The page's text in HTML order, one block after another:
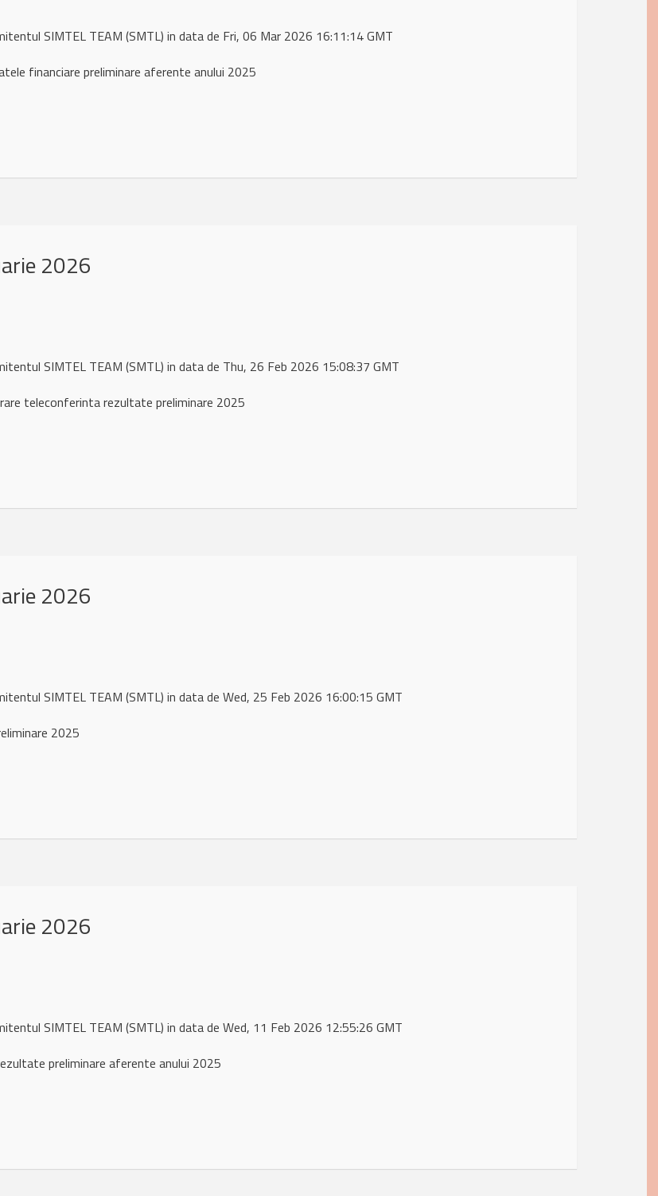
SIMTEL TEAM (SMTL) in data de Fri, 06 Mar 2026 16:11:14 GMT
financiare preliminare aferente anului 2025
2026
SIMTEL TEAM (SMTL) in data de Thu, 26 Feb 2026 15:08:37 GMT
teleconferinta rezultate preliminare 2025
2026
SIMTEL TEAM (SMTL) in data de Wed, 25 Feb 2026 16:00:15 GMT
2025
2026
SIMTEL TEAM (SMTL) in data de Wed, 11 Feb 2026 12:55:26 GMT
preliminare aferente anului 2025